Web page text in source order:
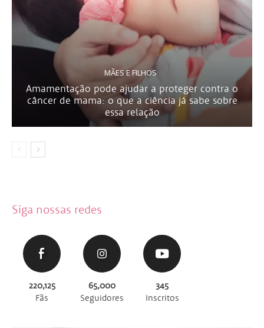
MÃES E FILHOS
Amamentação pode ajudar a proteger contra o
câncer de mama: o que a ciência já sabe sobre
essa relação
Siga nossas redes
220,125
Fãs
65,000
Seguidores
345
Inscritos